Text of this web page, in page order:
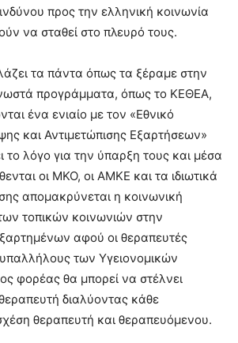
προς την ελληνική κοινωνία
να σταθεί στο πλευρό τους.
τα πάντα όπως τα ξέραμε στην
προγράμματα, όπως το ΚΕΘΕΑ,
ένα ενιαίο με τον «Εθνικό
και Αντιμετώπισης Εξαρτήσεων»
λόγο για την ύπαρξη τους και μέσα
οι ΜΚΟ, οι ΑΜΚΕ και τα ιδιωτικά
απομακρύνεται η κοινωνική
τοπικών κοινωνιών στην
αφού οι θεραπευτές
των Υγειονομικών
φορέας θα μπορεί να στέλνει
διαλύοντας κάθε
θεραπευτή και θεραπευόμενου.